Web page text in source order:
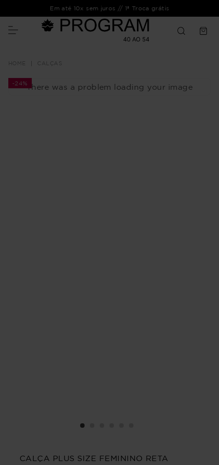
Em até 10x sem juros // 1ª Troca grátis
CALÇAS
There was a problem loading your image
-24%
CALÇA PLUS SIZE FEMININO RETA